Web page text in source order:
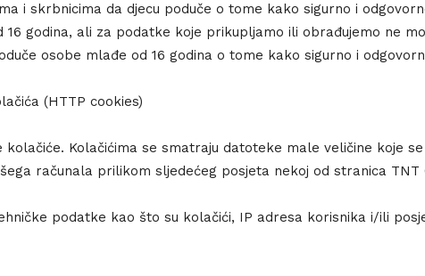
i skrbnicima da djecu poduče o tome kako sigurno i
godina, ali za podatke koje prikupljamo ili obrađujemo ne
osobe mlađe od 16 godina o tome kako sigurno i
(HTTP cookies)
Kolačićima se smatraju datoteke male veličine koje
računala prilikom sljedećeg posjeta nekoj od stranica TNT
podatke kao što su kolačići, IP adresa korisnika i/ili